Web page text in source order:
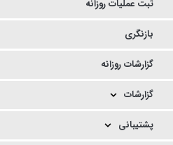
ثبت عملیات روزانه
بازنگری
گزارشات روزانه
گزارشات
پشتیبانی